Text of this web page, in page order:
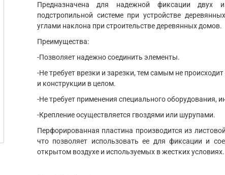
Предназначена для надежной фиксации двух
подстропильной системе при устройстве
углами наклона при строительстве деревянных домов.
Преимущества:
-Позволяет надежно соединить элементы.
-Не требует врезки и зарезки, тем самым не
и конструкции в целом.
-Не требует применения специального оборудования,
-Крепление осуществляется гвоздями или шурупами.
Перфорированная пластина производится из
что позволяет использовать ее для фиксации и
открытом воздухе и используемых в жестких условиях.